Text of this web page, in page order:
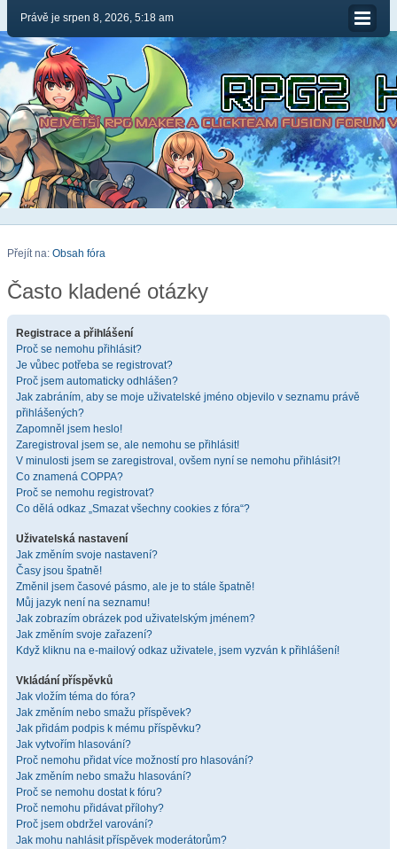
Právě je srpen 8, 2026, 5:18 am
Přejít na: Obsah fóra
Často kladené otázky
Registrace a přihlášení
Proč se nemohu přihlásit?
Je vůbec potřeba se registrovat?
Proč jsem automaticky odhlášen?
Jak zabráním, aby se moje uživatelské jméno objevilo v seznamu právě
přihlášených?
Zapomněl jsem heslo!
Zaregistroval jsem se, ale nemohu se přihlásit!
V minulosti jsem se zaregistroval, ovšem nyní se nemohu přihlásit?!
Co znamená COPPA?
Proč se nemohu registrovat?
Co dělá odkaz „Smazat všechny cookies z fóra“?
Uživatelská nastavení
Jak změním svoje nastavení?
Časy jsou špatně!
Změnil jsem časové pásmo, ale je to stále špatně!
Můj jazyk není na seznamu!
Jak zobrazím obrázek pod uživatelským jménem?
Jak změním svoje zařazení?
Když kliknu na e-mailový odkaz uživatele, jsem vyzván k přihlášení!
Vkládání příspěvků
Jak vložím téma do fóra?
Jak změním nebo smažu příspěvek?
Jak přidám podpis k mému příspěvku?
Jak vytvořím hlasování?
Proč nemohu přidat více možností pro hlasování?
Jak změním nebo smažu hlasování?
Proč se nemohu dostat k fóru?
Proč nemohu přidávat přílohy?
Proč jsem obdržel varování?
Jak mohu nahlásit příspěvek moderátorům?